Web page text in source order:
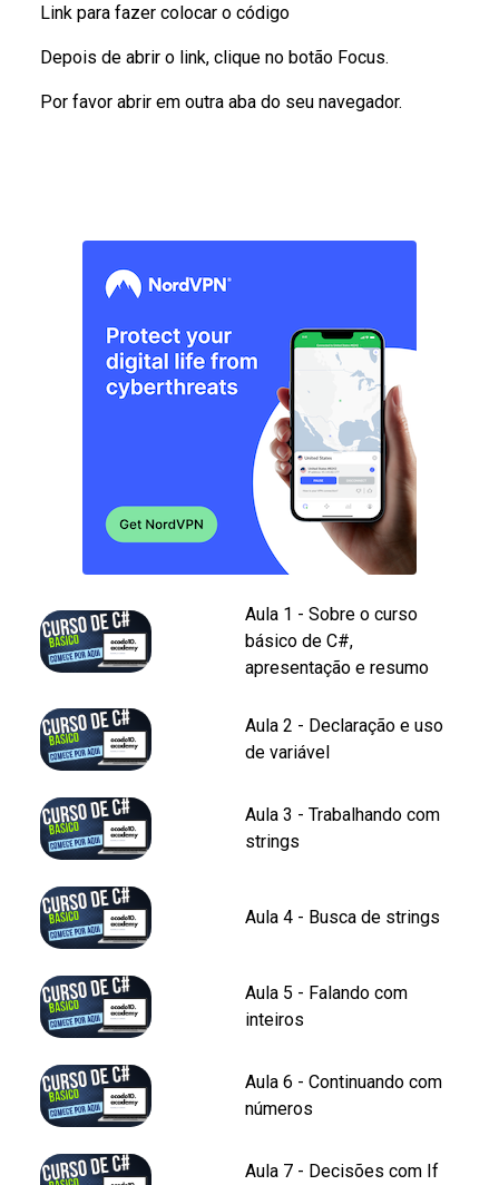
Link para fazer colocar o código
Depois de abrir o link, clique no botão Focus.
Por favor abrir em outra aba do seu navegador.
Aula 1 - Sobre o curso
básico de C#,
apresentação e resumo
Aula 2 - Declaração e uso
de variável
Aula 3 - Trabalhando com
strings
Aula 4 - Busca de strings
Aula 5 - Falando com
inteiros
Aula 6 - Continuando com
números
Aula 7 - Decisões com If